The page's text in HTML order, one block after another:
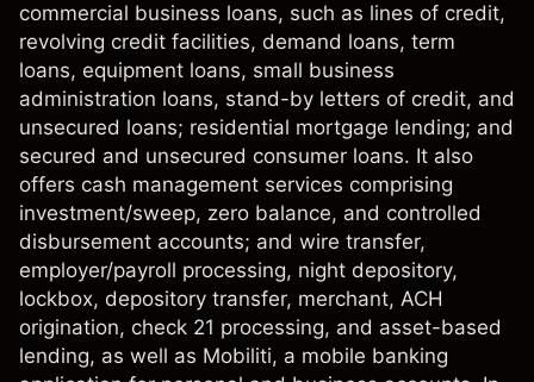
commercial business loans, such as lines of credit,
revolving credit facilities, demand loans, term
loans, equipment loans, small business
administration loans, stand-by letters of credit, and
unsecured loans; residential mortgage lending; and
secured and unsecured consumer loans. It also
offers cash management services comprising
investment/sweep, zero balance, and controlled
disbursement accounts; and wire transfer,
employer/payroll processing, night depository,
lockbox, depository transfer, merchant, ACH
origination, check 21 processing, and asset-based
lending, as well as Mobiliti, a mobile banking